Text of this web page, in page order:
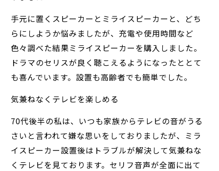
手元に置くスピーカーとミライスピーカーと、どち
らにしようか悩みましたが、充電や使用時間など
色々調べた結果ミライスピーカーを購入しました。
ドラマのセリスが良く聴こえるようになったととて
も喜んでいます。設置も高齢者でも簡単でした。
気兼ねなくテレビを楽しめる
70代後半の私は、いつも家族からテレビの音がうる
さいと言われて嫌な思いをしておりましたが、ミラ
イスピーカー設置後はトラブルが解決して気兼ねな
くテレビを見ております。セリフ音声が全面に出て